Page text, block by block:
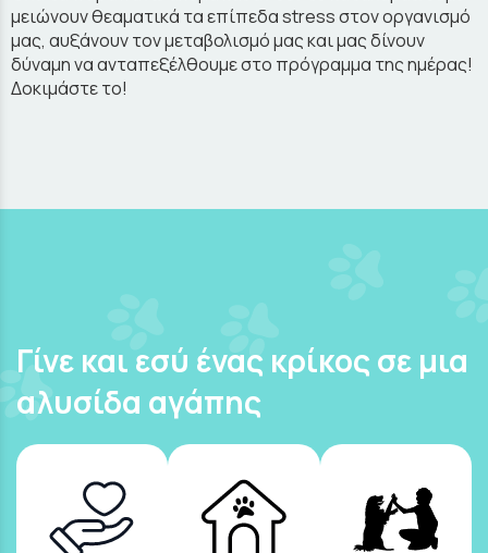
μειώνουν θεαματικά τα επίπεδα stress στον οργανισμό
μας, αυξάνουν τον μεταβολισμό μας και μας δίνουν
δύναμη να ανταπεξέλθουμε στο πρόγραμμα της ημέρας!
Δοκιμάστε το!
Γίνε και εσύ ένας κρίκος σε μια
αλυσίδα αγάπης